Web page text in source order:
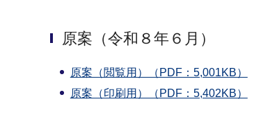
原案（令和８年６月）
原案（閲覧用）（PDF：5,001KB）
原案（印刷用）（PDF：5,402KB）